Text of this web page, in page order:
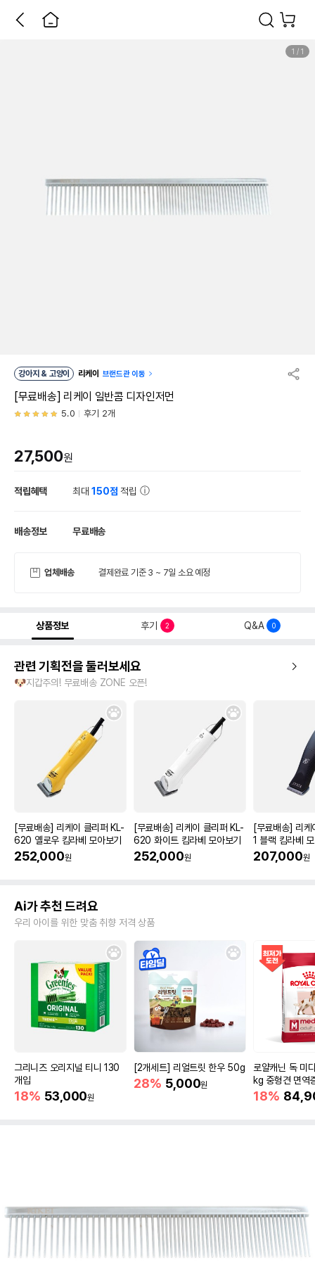
1 / 1
강아지 & 고양이 리케이 브랜드관 이동
[무료배송] 리케이 일반콤 디자인저먼
5.0 후기 2개
27,500원
적립혜택 최대150점 적립
배송정보 무료배송
업체배송 결제완료 기준 3 ~ 7일 소요 예정
상품정보 후기 2 Q&A 0
관련 기획전을 둘러보세요
🐶지갑주의! 무료배송 ZONE 오픈!
[무료배송] 리케이 클리퍼 KL-
620 옐로우 킴라베 모아보기
252,000원
[무료배송] 리케이 클리퍼 KL-
620 화이트 킴라베 모아보기
252,000원
[무료배송] 리
1 블랙 킴라베
207,000원
Ai가 추천 드려요
우리 아이를 위한 맞춤 취향 저격 상품
그리니즈 오리지널 티니 130
개입
18% 53,000원
[2개세트] 리얼트릿 한우 50g
28% 5,000원
로얄캐닌 독 미
kg 중형견 면역
18%